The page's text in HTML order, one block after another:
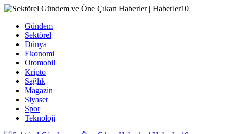
Gündem
Sektörel
Dünya
Ekonomi
Otomobil
Kripto
Sağlık
Magazin
Siyaset
Spor
Teknoloji